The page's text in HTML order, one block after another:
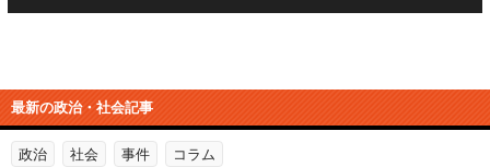
最新の政治・社会記事
政治 社会 事件 コラム